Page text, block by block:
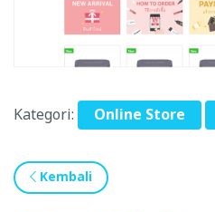
Kategori: Online Store
Kembali